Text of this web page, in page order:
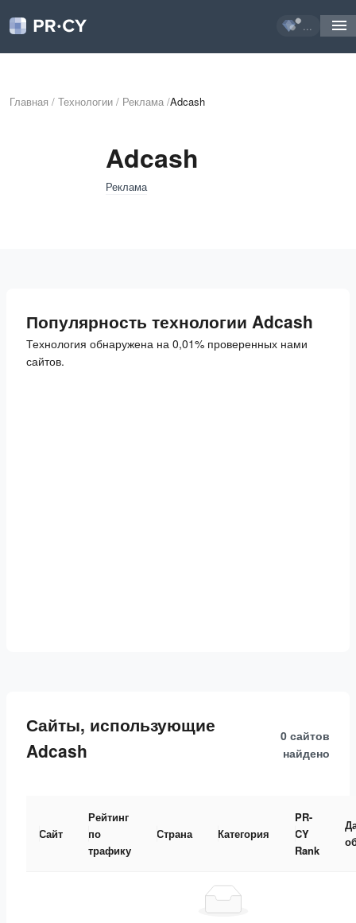
...
Главная / Технологии / Реклама /Adcash
Adcash
Реклама
Популярность технологии Adcash
Технология обнаружена на 0,01% проверенных нами
сайтов.
Сайты, использующие
Adcash
0 сайтов
найдено
Сайт
Рейтинг
по
трафику
Страна Категория
PR-
CY
Rank